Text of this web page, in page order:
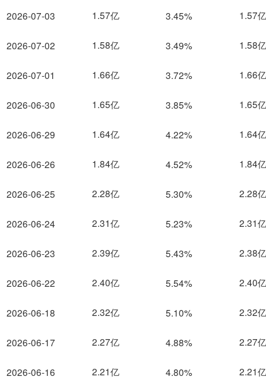
2026-07-03
2026-07-02
2026-07-01
2026-06-30
2026-06-29
2026-06-26
2026-06-25
2026-06-24
2026-06-23
2026-06-22
2026-06-18
2026-06-17
2026-06-16
1.57亿 3.45% 1.57亿
1.58亿 3.49% 1.58亿
1.66亿 3.72% 1.66亿
1.65亿 3.85% 1.65亿
1.64亿 4.22% 1.64亿
1.84亿 4.52% 1.84亿
2.28亿 5.30% 2.28亿
2.31亿 5.23% 2.31亿
2.39亿 5.43% 2.38亿
2.40亿 5.54% 2.40亿
2.32亿 5.10% 2.32亿
2.27亿 4.88% 2.27亿
2.21亿 4.80% 2.21亿